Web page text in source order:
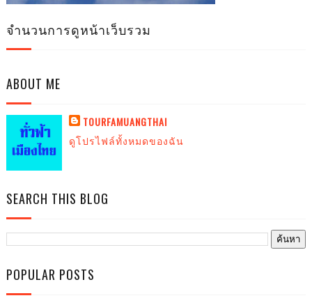
จำนวนการดูหน้าเว็บรวม
ABOUT ME
TOURFAMUANGTHAI
ดูโปรไฟล์ทั้งหมดของฉัน
SEARCH THIS BLOG
POPULAR POSTS